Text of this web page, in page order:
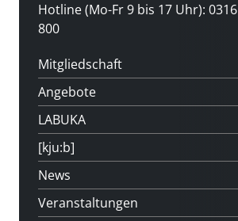
Hotline (Mo-Fr 9 bis 17 Uhr):
800
Mitgliedschaft
Angebote
LABUKA
[kju:b]
News
Veranstaltungen